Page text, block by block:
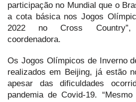
participação no Mundial que o
a cota básica nos Jogos
2022 no Cross
coordenadora.
Os Jogos Olímpicos de Inverno
realizados em Beijing, já estão
apesar das dificuldades
pandemia de Covid-19.